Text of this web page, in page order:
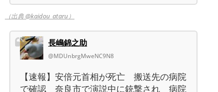
（出典 @kaidou_ataru）
長嶋錦之助
@MDUnbrgMweNC9N8
【速報】安倍元首相が死亡 搬送先の病院
で確認 奈良市で演説中に銃撃され 病院